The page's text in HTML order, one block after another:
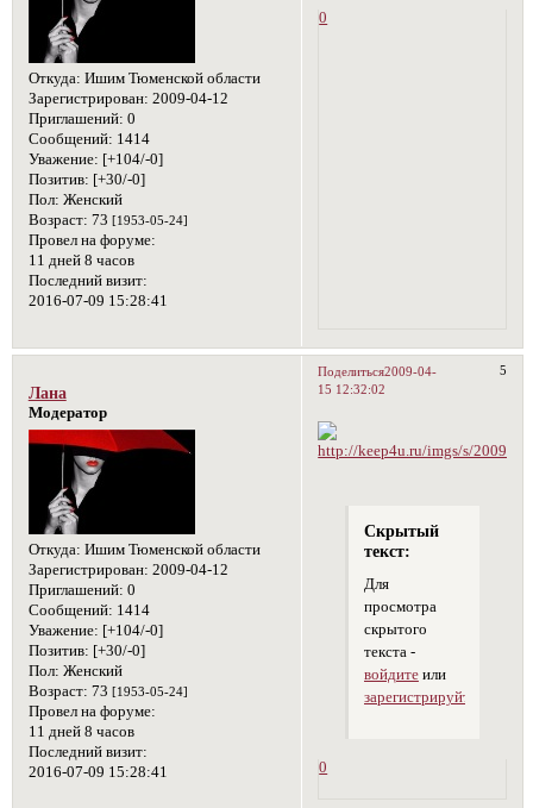
Откуда: Ишим Тюменской области
Зарегистрирован: 2009-04-12
Приглашений: 0
Сообщений: 1414
Уважение: [+104/-0]
Позитив: [+30/-0]
Пол: Женский
Возраст: 73 [1953-05-24]
Провел на форуме:
11 дней 8 часов
Последний визит:
2016-07-09 15:28:41
0
Поделиться 5
2009-04-
15 12:32:02
Лана
Модератор
Откуда: Ишим Тюменской области
Зарегистрирован: 2009-04-12
Приглашений: 0
Сообщений: 1414
Уважение: [+104/-0]
Позитив: [+30/-0]
Пол: Женский
Возраст: 73 [1953-05-24]
Провел на форуме:
11 дней 8 часов
Последний визит:
2016-07-09 15:28:41
Скрытый
текст:
Для
просмотра
скрытого
текста -
войдитеили
зарегистрируйтесь
0